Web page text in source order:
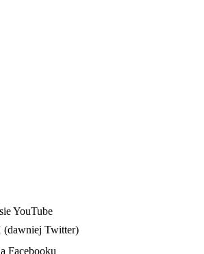
YouTube
(dawniej Twitter)
Facebooku